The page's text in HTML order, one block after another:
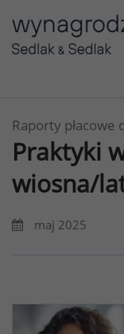
Raporty płacowe
Praktyki
wiosna/
maj 2025